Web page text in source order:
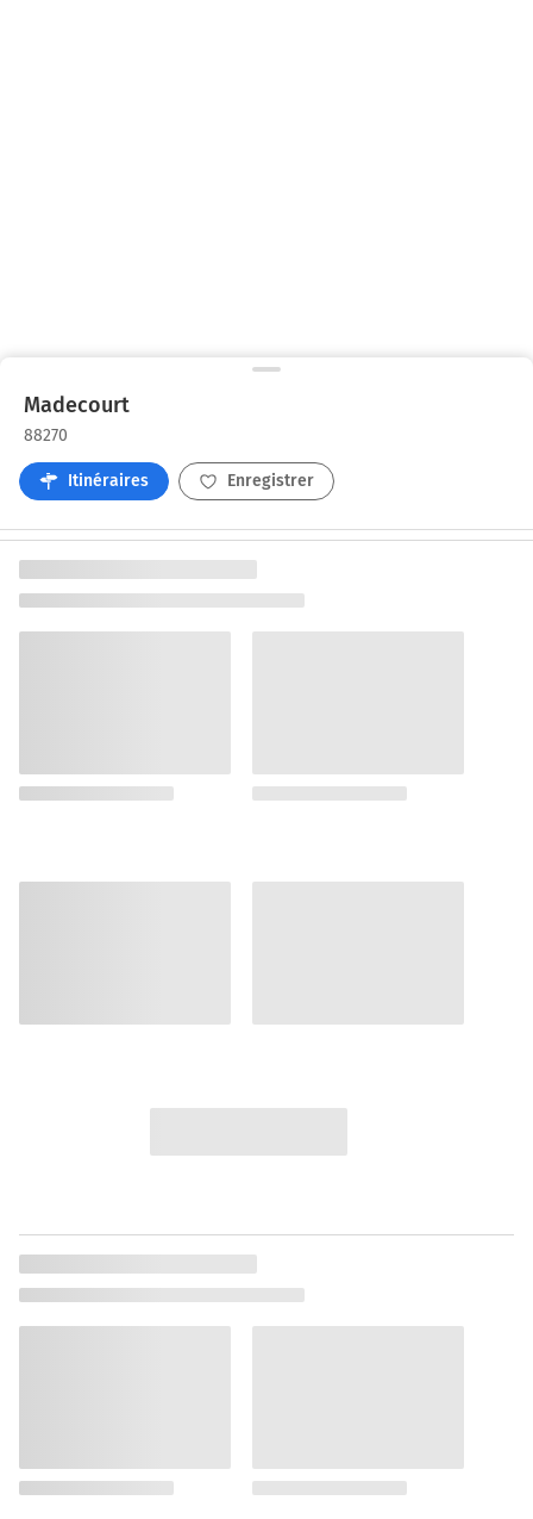
Madecourt
88270
Itinéraires Enregistrer